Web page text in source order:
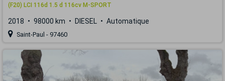
(F20) LCI 116d 1.5 d 116cv M-SPORT
2018 98000 km DIESEL Automatique
Saint-Paul - 97460